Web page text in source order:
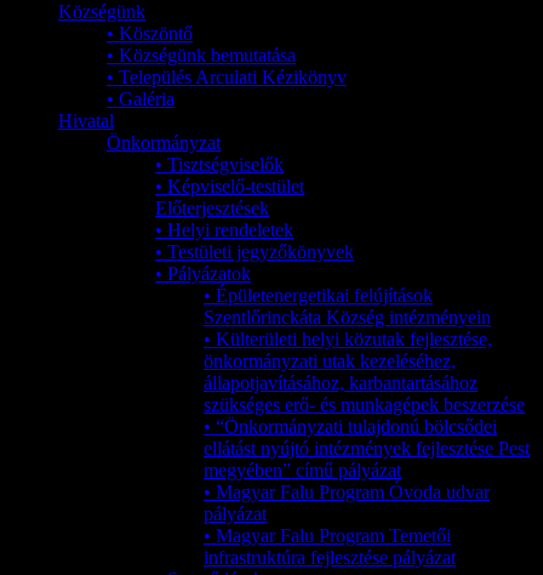
Községünk
• Köszöntő
• Községünk bemutatása
• Település Arculati Kézikönyv
• Galéria
Hivatal
Önkormányzat
• Tisztségviselők
• Képviselő-testület
Előterjesztések
• Helyi rendeletek
• Testületi jegyzőkönyvek
• Pályázatok
• Épületenergetikai felújítások
Szentlőrinckáta Község intézményein
• Külterületi helyi közutak fejlesztése,
önkormányzati utak kezeléséhez,
állapotjavításához, karbantartásához
szükséges erő- és munkagépek beszerzése
• “Önkormányzati tulajdonú bölcsődei
ellátást nyújtó intézmények fejlesztése Pest
megyében” című pályázat
• Magyar Falu Program Óvoda udvar
pályázat
• Magyar Falu Program Temetői
infrastruktúra fejlesztése pályázat